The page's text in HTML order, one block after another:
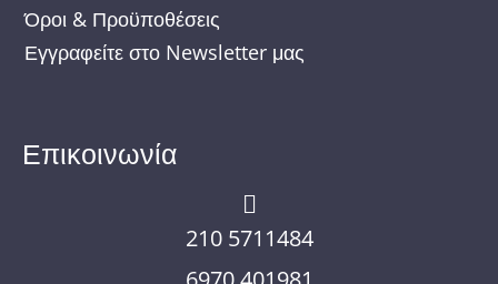
Όροι & Προϋποθέσεις
Εγγραφείτε στο Newsletter μας
Επικοινωνία
210 5711484